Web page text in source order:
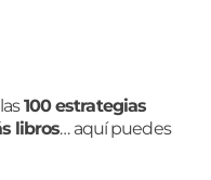
100 estrategias
libros… aquí puedes